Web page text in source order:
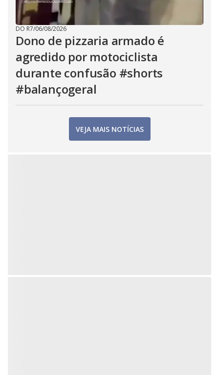
DO R7/06/08/2026
Dono de pizzaria armado é
agredido por motociclista
durante confusão #shorts
#balançogeral
VEJA MAIS NOTÍCIAS